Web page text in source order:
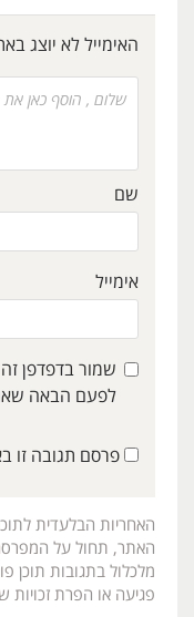
האימייל לא יוצג
שם
אימייל
שמור בדפדפן
לפעם הבאה
פרסם תגובה זו
האחריות הבלעדית
האתר, תחול על
מלכלול בתגובות תוכן
פגיעה או הפרת זכויות